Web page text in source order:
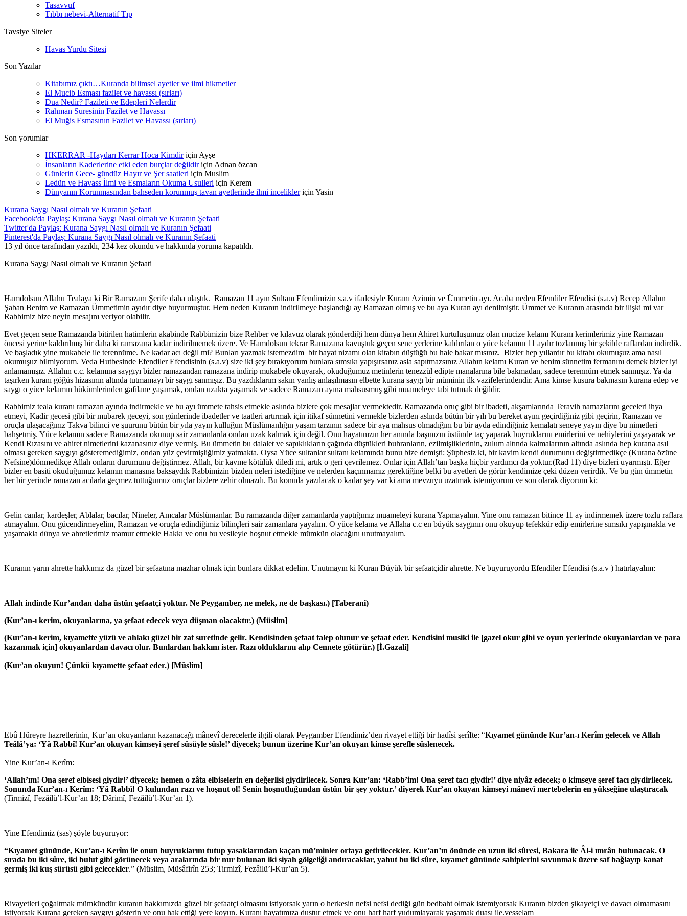
Tasavvuf
Tıbbı nebevi-Alternatif Tıp
Tavsiye Siteler
Havas Yurdu Sitesi
Son Yazılar
Kitabımız çıktı…Kuranda bilimsel ayetler ve ilmi hikmetler
El Mucib Esması fazilet ve havassı (sırları)
Dua Nedir? Fazileti ve Edepleri Nelerdir
Rahman Suresinin Fazilet ve Havassı
El Muğis Esmasının Fazilet ve Havassı (sırları)
Son yorumlar
HKERRAR -Haydarı Kerrar Hoca Kimdiriçin Ayşe
İnsanların Kaderlerine etki eden burçlar değildiriçin Adnan özcan
Günlerin Gece- gündüz Hayır ve Şer saatleri için Muslim
Ledün ve Havass İlmi ve Esmaların Okuma Usulleri için Kerem
Dünyanın Korunmasından bahseden korunmuş tavan ayetlerinde ilmi incelikleriçin Yasin
Kurana Saygı Nasıl olmalı ve Kuranın Şefaati
Facebook'da Paylaş: Kurana Saygı Nasıl olmalı ve Kuranın Şefaati
Twitter'da Paylaş: Kurana Saygı Nasıl olmalı ve Kuranın Şefaati
Pinterest'da Paylaş: Kurana Saygı Nasıl olmalı ve Kuranın Şefaati
13 yıl önce tarafından yazıldı, 234 kez okundu ve hakkında yoruma kapatıldı.
Kurana Saygı Nasıl olmalı ve Kuranın Şefaati
Hamdolsun Allahu Tealaya ki Bir Ramazanı Şerife daha ulaştık. Ramazan 11 ayın Sultanı Efendimizin s.a.v ifadesiyle Kuranı Azimin ve Ümmetin ayı. Acaba neden Efendiler Efendisi (s.a.v) Recep Allahın
Şaban Benim ve Ramazan Ümmetimin ayıdır diye buyurmuştur. Hem neden Kuranın indirilmeye başlandığı ay Ramazan olmuş ve bu aya Kuran ayı denilmiştir. Ümmet ve Kuranın arasında bir ilişki mi var
Rabbimiz bize neyin mesajını veriyor olabilir.
Evet geçen sene Ramazanda bitirilen hatimlerin akabinde Rabbimizin bize Rehber ve kılavuz olarak gönderdiği hem dünya hem Ahiret kurtuluşumuz olan mucize kelamı Kuranı kerimlerimiz yine Ramazan
öncesi yerine kaldırılmış bir daha ki ramazana kadar indirilmemek üzere. Ve Hamdolsun tekrar Ramazana kavuştuk geçen sene yerlerine kaldırılan o yüce kelamın 11 aydır tozlanmış bir şekilde raflardan indirdik.
Ve başladık yine mukabele ile terennüme. Ne kadar acı değil mi? Bunları yazmak istemezdim bir hayat nizamı olan kitabın düştüğü bu hale bakar mısınız. Bizler hep yıllardır bu kitabı okumuşuz ama nasıl
okumuşuz bilmiyorum. Veda Hutbesinde Efendiler Efendisinin (s.a.v) size iki şey bırakıyorum bunlara sımsıkı yapışırsanız asla sapıtmazsınız Allahın kelamı Kuran ve benim sünnetim fermanını demek bizler iyi
anlamamışız. Allahın c.c. kelamına saygıyı bizler ramazandan ramazana indirip mukabele okuyarak, okuduğumuz metinlerin tenezzül edipte manalarına bile bakmadan, sadece terennüm etmek sanmışız. Ya da
taşırken kuranı göğüs hizasının altında tutmamayı bir saygı sanmışız. Bu yazdıklarım sakın yanlış anlaşılmasın elbette kurana saygı bir müminin ilk vazifelerindendir. Ama kimse kusura bakmasın kurana edep ve
saygı o yüce kelamın hükümlerinden gafilane yaşamak, ondan uzakta yaşamak ve sadece Ramazan ayına mahsusmuş gibi muameleye tabi tutmak değildir.
Rabbimiz teala kuranı ramazan ayında indirmekle ve bu ayı ümmete tahsis etmekle aslında bizlere çok mesajlar vermektedir. Ramazanda oruç gibi bir ibadeti, akşamlarında Teravih namazlarını geceleri ihya
etmeyi, Kadir gecesi gibi bir mubarek geceyi, son günlerinde ibadetler ve taatleri artırmak için itikaf sünnetini vermekle bizlerden aslında bütün bir yılı bu bereket ayını geçirdiğiniz gibi geçirin, Ramazan ve
oruçla ulaşacağınız Takva bilinci ve şuurunu bütün bir yıla yayın kulluğun Müslümanlığın yaşam tarzının sadece bir aya mahsus olmadığını bu bir ayda edindiğiniz kemalatı seneye yayın diye bu nimetleri
bahşetmiş. Yüce kelamın sadece Ramazanda okunup sair zamanlarda ondan uzak kalmak için değil. Onu hayatınızın her anında başınızın üstünde taç yaparak buyruklarını emirlerini ve nehiylerini yaşayarak ve
Kendi Rızasını ve ahiret nimetlerini kazanasınız diye vermiş. Bu ümmetin bu dalalet ve sapıklıkların çağında düştükleri buhranların, ezilmişliklerinin, zulum altında kalmalarının altında aslında hep kurana asıl
olması gereken saygıyı gösteremediğimiz, ondan yüz çevirmişliğimiz yatmakta. Oysa Yüce sultanlar sultanı kelamında bunu bize demişti: Şüphesiz ki, bir kavim kendi durumunu değiştirmedikçe (Kurana özüne
Nefsine)dönmedikçe Allah onların durumunu değiştirmez. Allah, bir kavme kötülük diledi mi, artık o geri çevrilemez. Onlar için Allah’tan başka hiçbir yardımcı da yoktur.(Rad 11) diye bizleri uyarmıştı. Eğer
bizler en basiti okuduğumuz kelamın manasına baksaydık Rabbimizin bizden neleri istediğine ve nelerden kaçınmamız gerektiğine belki bu ayetleri de görür kendimize çeki düzen verirdik. Ve bu gün ümmetin
her bir yerinde ramazan acılarla geçmez tuttuğumuz oruçlar bizlere zehir olmazdı. Bu konuda yazılacak o kadar şey var ki ama mevzuyu uzatmak istemiyorum ve son olarak diyorum ki:
Gelin canlar, kardeşler, Ablalar, bacılar, Nineler, Amcalar Müslümanlar. Bu ramazanda diğer zamanlarda yaptığımız muameleyi kurana Yapmayalım. Yine onu ramazan bitince 11 ay indirmemek üzere tozlu raflara
atmayalım. Onu gücendirmeyelim, Ramazan ve oruçla edindiğimiz bilinçleri sair zamanlara yayalım. O yüce kelama ve Allaha c.c en büyük saygının onu okuyup tefekkür edip emirlerine sımsıkı yapışmakla ve
yaşamakla dünya ve ahretlerimiz mamur etmekle Hakkı ve onu bu vesileyle hoşnut etmekle mümkün olacağını unutmayalım.
Kuranın yarın ahrette hakkımız da güzel bir şefaatına mazhar olmak için bunlara dikkat edelim. Unutmayın ki Kuran Büyük bir şefaatçidir ahrette. Ne buyuruyordu Efendiler Efendisi (s.a.v ) hatırlayalım:
Allah indinde Kur’andan daha üstün şefaatçi yoktur. Ne Peygamber, ne melek, ne de başkası.) [Taberani)
(Kur’an-ı kerim, okuyanlarına, ya şefaat edecek veya düşman olacaktır.) (Müslim]
(Kur’an-ı kerim, kıyamette yüzü ve ahlakı güzel bir zat suretinde gelir. Kendisinden şefaat talep olunur ve şefaat eder. Kendisini musiki ile [gazel okur gibi ve oyun yerlerinde okuyanlardan ve para
kazanmak için] okuyanlardan davacı olur. Bunlardan hakkını ister. Razı olduklarını alıp Cennete götürür.) [İ.Gazali]
(Kur’an okuyun! Çünkü kıyamette şefaat eder.) [Müslim]
Ebû Hüreyre hazretlerinin, Kur’an okuyanların kazanacağı mânevî derecelerle ilgili olarak Peygamber Efendimiz’den rivayet ettiği bir hadîsi şerîfte: “Kıyamet gününde Kur’an-ı Kerîm gelecek ve Allah
Teâlâ’ya: ‘Yâ Rabbî! Kur’an okuyan kimseyi şeref süsüyle süsle!’ diyecek; bunun üzerine Kur’an okuyan kimse şerefle süslenecek.
Yine Kur’an-ı Kerîm:
‘Allah’ım! Ona şeref elbisesi giydir!’ diyecek; hemen o zâta elbiselerin en değerlisi giydirilecek. Sonra Kur’an: ‘Rabb’im! Ona şeref tacı giydir!’ diye niyâz edecek; o kimseye şeref tacı giydirilecek.
Sonunda Kur’an-ı Kerîm: ‘Yâ Rabbî! O kulundan razı ve hoşnut ol! Senin hoşnutluğundan üstün bir şey yoktur.’ diyerek Kur’an okuyan kimseyi mânevî mertebelerin en yükseğine ulaştıracak
(Tirmizî, Fezâilü’l-Kur’an 18; Dârimî, Fezâilü’l-Kur’an 1).
Yine Efendimiz (sas) şöyle buyuruyor:
“Kıyamet gününde, Kur’an-ı Kerîm ile onun buyruklarını tutup yasaklarından kaçan mü’minler ortaya getirilecekler. Kur’an’ın önünde en uzun iki sûresi, Bakara ile Âl-i ımrân bulunacak. O
sırada bu iki sûre, iki bulut gibi görünecek veya aralarında bir nur bulunan iki siyah gölgeliği andıracaklar, yahut bu iki sûre, kıyamet gününde sahiplerini savunmak üzere saf bağlayıp kanat
germiş iki kuş sürüsü gibi gelecekler.” (Müslim, Müsâfirîn 253; Tirmizî, Fezâilü’l-Kur’an 5).
Rivayetleri çoğaltmak mümkündür kuranın hakkımızda güzel bir şefaatçi olmasını istiyorsak yarın o herkesin nefsi nefsi dediği gün bedbaht olmak istemiyorsak Kuranın bizden şikayetçi ve davacı olmamasını
istiyorsak Kurana gereken saygıyı gösterin ve onu hak ettiği yere koyun. Kuranı hayatımıza dustur etmek ve onu harf harf yudumlayarak yaşamak duası ile.vesselam